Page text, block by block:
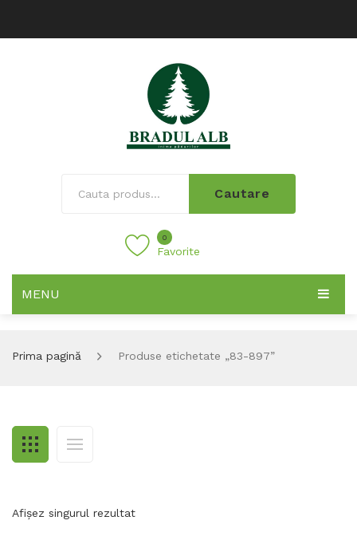
Cautare
0
Favorite
MENU
Prima pagină Produse etichetate „83-897”
Afișez singurul rezultat